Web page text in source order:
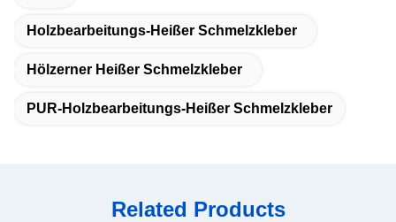
Holzbearbeitungs-Heißer Schmelzkleber
Hölzerner Heißer Schmelzkleber
PUR-Holzbearbeitungs-Heißer Schmelzkleber
Related Products